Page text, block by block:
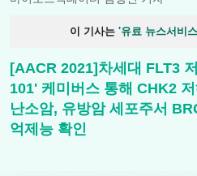
이 기사는 '유료 뉴스서비
[AACR 2021]차세대 FLT3
101' 케미버스 통해 CHK2
난소암, 유방암 세포주서
억제능 확인